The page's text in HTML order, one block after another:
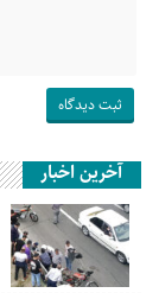
آخرین اخبار